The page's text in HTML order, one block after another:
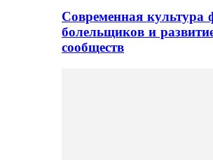
Современная культура
болельщиков и
сообществ